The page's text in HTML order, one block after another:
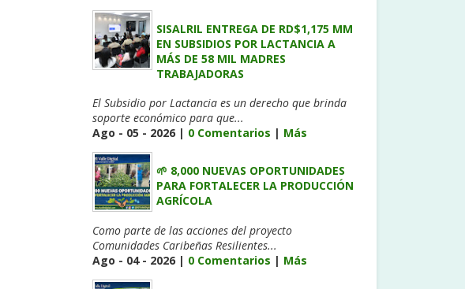
SISALRIL ENTREGA DE RD$1,175 MM
EN SUBSIDIOS POR LACTANCIA A
MÁS DE 58 MIL MADRES
TRABAJADORAS
El Subsidio por Lactancia es un derecho que brinda
soporte económico para que...
Ago - 05 - 2026 | 0 Comentarios | Más
🌱 8,000 NUEVAS OPORTUNIDADES
PARA FORTALECER LA PRODUCCIÓN
AGRÍCOLA
Como parte de las acciones del proyecto
Comunidades Caribeñas Resilientes...
Ago - 04 - 2026 | 0 Comentarios | Más